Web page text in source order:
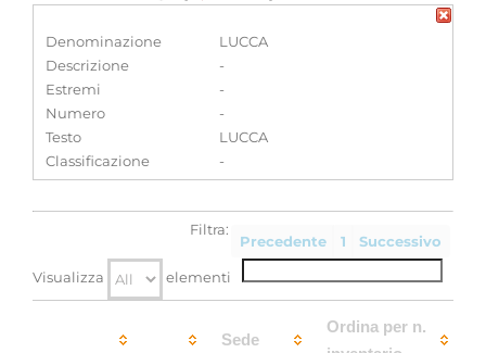
Denominazione
LUCCA
Descrizione
-
Estremi
-
Numero
-
Testo
LUCCA
Classificazione
-
Precedente 1 Successivo
Visualizza elementi
Filtra:
Sede
Ordina per n.